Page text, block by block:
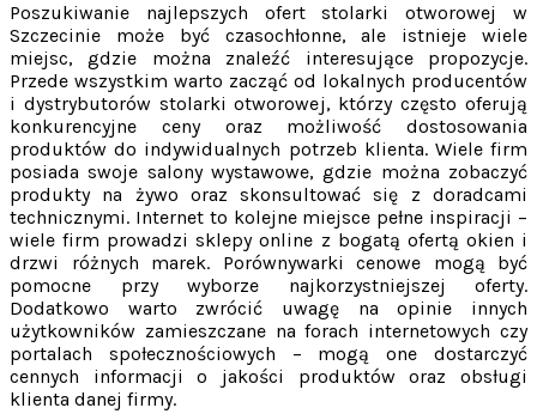
Poszukiwanie najlepszych ofert stolarki otworowej w
Szczecinie może być czasochłonne, ale istnieje wiele
miejsc, gdzie można znaleźć interesujące propozycje.
Przede wszystkim warto zacząć od lokalnych producentów
i dystrybutorów stolarki otworowej, którzy często oferują
konkurencyjne ceny oraz możliwość dostosowania
produktów do indywidualnych potrzeb klienta. Wiele firm
posiada swoje salony wystawowe, gdzie można zobaczyć
produkty na żywo oraz skonsultować się z doradcami
technicznymi. Internet to kolejne miejsce pełne inspiracji –
wiele firm prowadzi sklepy online z bogatą ofertą okien i
drzwi różnych marek. Porównywarki cenowe mogą być
pomocne przy wyborze najkorzystniejszej oferty.
Dodatkowo warto zwrócić uwagę na opinie innych
użytkowników zamieszczane na forach internetowych czy
portalach społecznościowych – mogą one dostarczyć
cennych informacji o jakości produktów oraz obsługi
klienta danej firmy.